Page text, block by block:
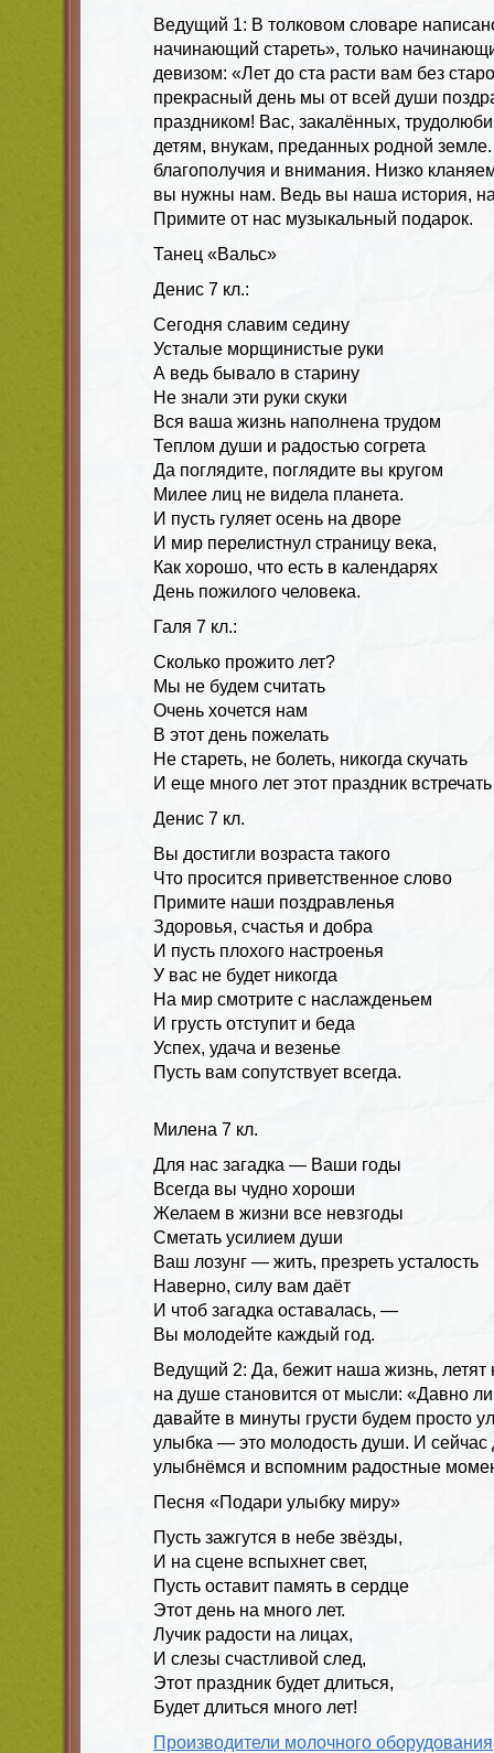
Ведущий 1: В толковом словаре
начинающий стареть», только
девизом: «Лет до ста расти вам без
прекрасный день мы от всей души
праздником! Вас, закалённых,
детям, внукам, преданных родной
благополучия и внимания. Низко
вы нужны нам. Ведь вы наша история,
Примите от нас музыкальный подарок.
Танец «Вальс»
Денис 7 кл.:
Сегодня славим седину
Усталые морщинистые руки
А ведь бывало в старину
Не знали эти руки скуки
Вся ваша жизнь наполнена трудом
Теплом души и радостью согрета
Да поглядите, поглядите вы кругом
Милее лиц не видела планета.
И пусть гуляет осень на дворе
И мир перелистнул страницу века,
Как хорошо, что есть в календарях
День пожилого человека.
Галя 7 кл.:
Сколько прожито лет?
Мы не будем считать
Очень хочется нам
В этот день пожелать
Не стареть, не болеть, никогда скучать
И еще много лет этот праздник встречать
Денис 7 кл.
Вы достигли возраста такого
Что просится приветственное слово
Примите наши поздравленья
Здоровья, счастья и добра
И пусть плохого настроенья
У вас не будет никогда
На мир смотрите с наслажденьем
И грусть отступит и беда
Успех, удача и везенье
Пусть вам сопутствует всегда.
Милена 7 кл.
Для нас загадка — Ваши годы
Всегда вы чудно хороши
Желаем в жизни все невзгоды
Сметать усилием души
Ваш лозунг — жить, презреть усталость
Наверно, силу вам даёт
И чтоб загадка оставалась, —
Вы молодейте каждый год.
Ведущий 2: Да, бежит наша жизнь, летят
на душе становится от мысли: «Давно
давайте в минуты грусти будем просто
улыбка — это молодость души. И сейчас
улыбнёмся и вспомним радостные
Песня «Подари улыбку миру»
Пусть зажгутся в небе звёзды,
И на сцене вспыхнет свет,
Пусть оставит память в сердце
Этот день на много лет.
Лучик радости на лицах,
И слезы счастливой след,
Этот праздник будет длиться,
Будет длиться много лет!
Производители молочного оборудования